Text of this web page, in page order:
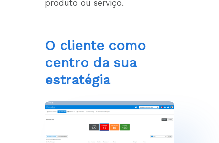
produto ou serviço.
O cliente como
centro da sua
estratégia